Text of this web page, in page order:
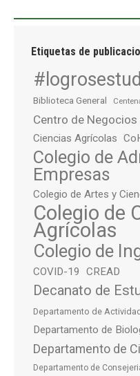
Etiquetas de
Biblioteca General
Centro de
Ciencias Agrícolas
Colegio de
Empresas
Colegio de Artes y
Colegio de
Agrícolas
Colegio de
COVID-19 CREAD
Decanato de
Departamento de
Departamento de
Departamento de
Departamento de